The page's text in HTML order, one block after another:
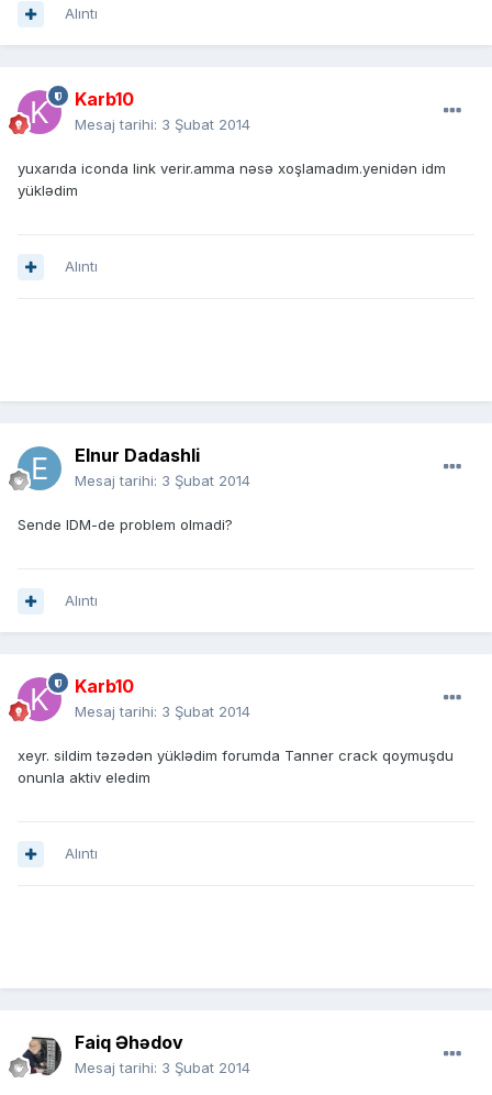
Alıntı
Karb10
Mesaj tarihi: 3 Şubat 2014
yuxarıda iconda link verir.amma nəsə xoşlamadım.yenidən idm
yüklədim
Alıntı
Elnur Dadashli
Mesaj tarihi: 3 Şubat 2014
Sende IDM-de problem olmadi?
Alıntı
Karb10
Mesaj tarihi: 3 Şubat 2014
xeyr. sildim təzədən yüklədim forumda Tanner crack qoymuşdu
onunla aktiv eledim
Alıntı
Faiq Əhədov
Mesaj tarihi: 3 Şubat 2014